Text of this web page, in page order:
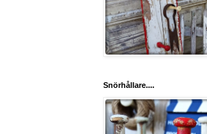
Snörhållare....